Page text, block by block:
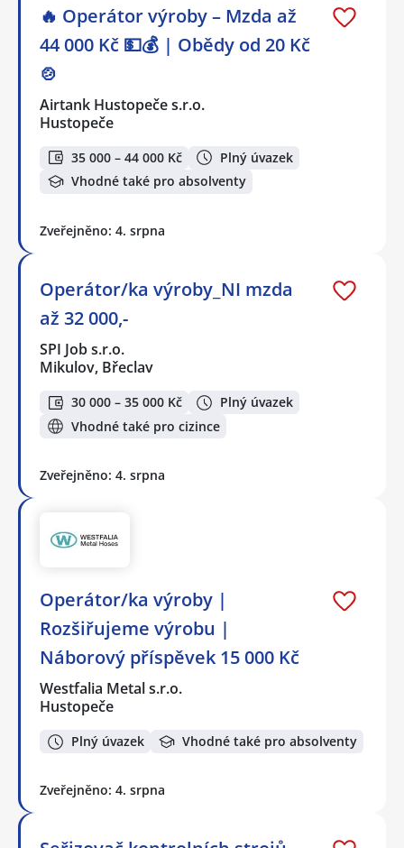
🔥 Operátor výroby – Mzda až
44 000 Kč 💵💰 | Obědy od 20 Kč
🍲
Airtank Hustopeče s.r.o.
Hustopeče
35 000 – 44 000 Kč
Plný úvazek
Vhodné také pro absolventy
Zveřejněno: 4. srpna
Operátor/ka výroby_NI mzda
až 32 000,-
SPI Job s.r.o.
Mikulov, Břeclav
30 000 – 35 000 Kč
Plný úvazek
Vhodné také pro cizince
Zveřejněno: 4. srpna
Operátor/ka výroby |
Rozšiřujeme výrobu |
Náborový příspěvek 15 000 Kč
Westfalia Metal s.r.o.
Hustopeče
Plný úvazek Vhodné také pro absolventy
Zveřejněno: 4. srpna